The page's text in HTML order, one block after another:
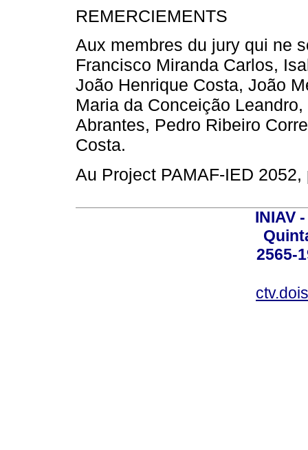
REMERCIEMENTS
Aux membres du jury qui ne
Francisco Miranda Carlos,
João Henrique Costa, João
Maria da Conceição
Abrantes, Pedro Ribeiro
Costa.
Au Project PAMAF-IED
INIAV
2565-